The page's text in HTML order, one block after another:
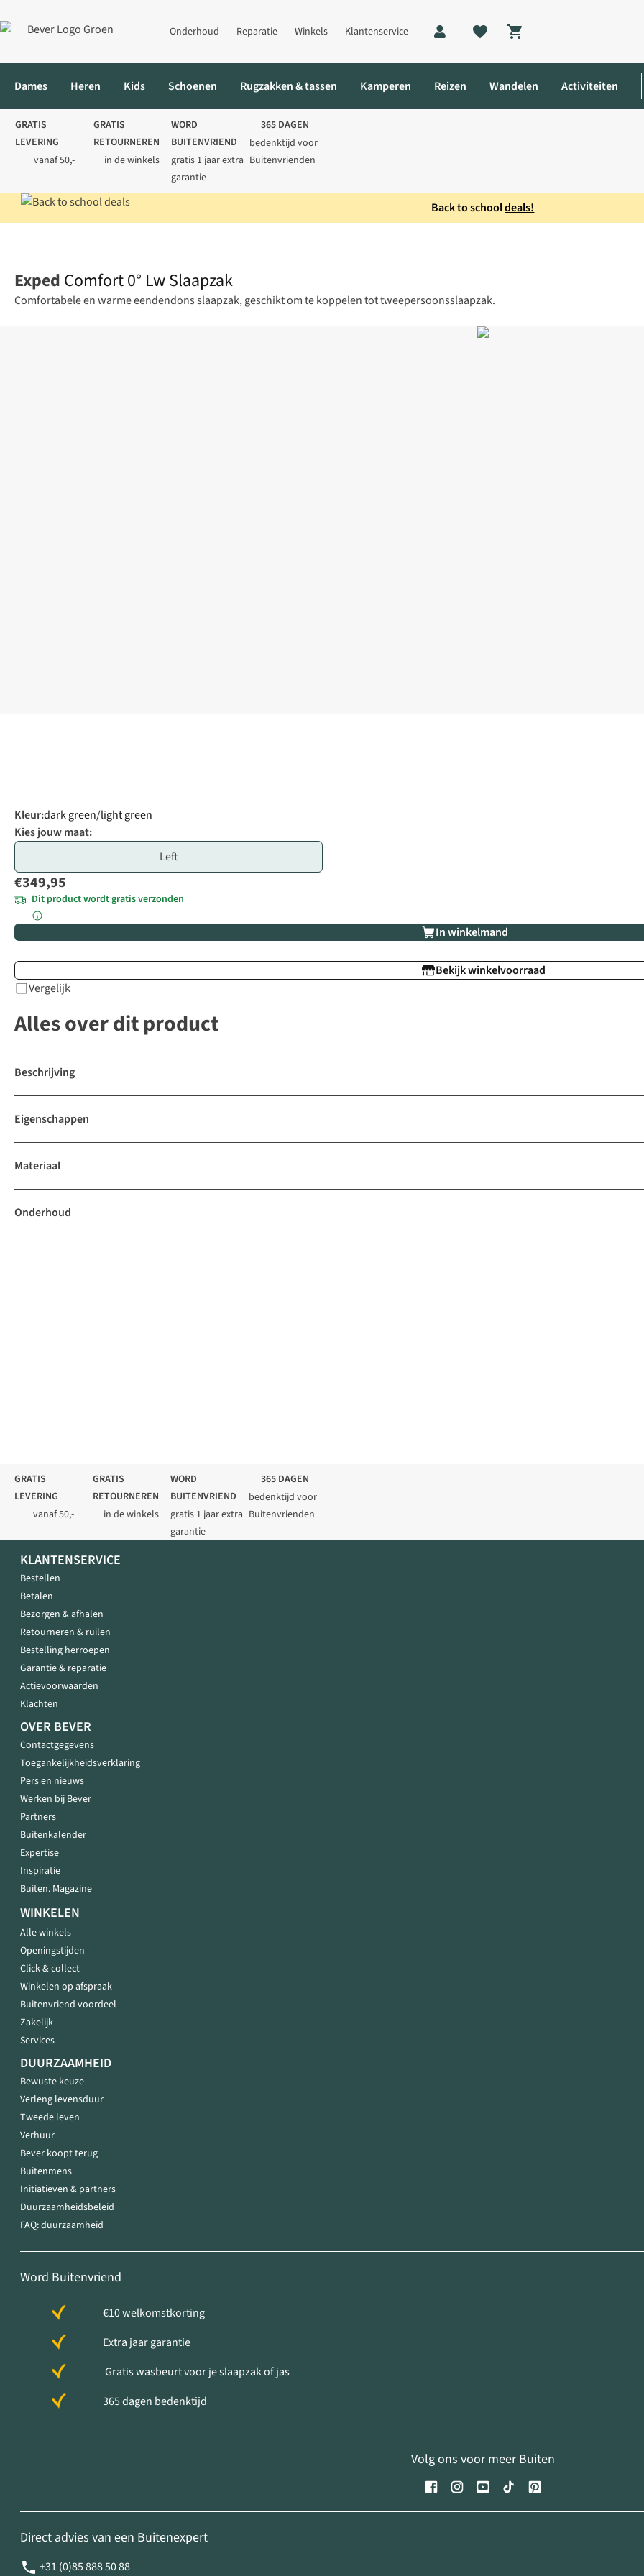
Onderhoud Reparatie Winkels Klantenservice
Shopping cart
Dames Heren Kids Schoenen Rugzakken & tassen Kamperen Reizen Wandelen Activiteiten
GRATIS
LEVERING
vanaf 50,-
GRATIS
RETOURNEREN
in de winkels
WORD
BUITENVRIEND
gratis 1 jaar extra
garantie
365 DAGEN
bedenktijd voor
Buitenvrienden
Back to schooldeals!
Exped Comfort 0° Lw Slaapzak
Comfortabele en warme eendendons slaapzak, geschikt om te koppelen tot tweepersoonsslaapzak.
Kleur:dark green/light green
Kies jouw maat:
Left
€349,95
Dit product wordt gratis verzonden
In winkelmand
Bekijk winkelvoorraad
Vergelijk
Alles over dit product
Beschrijving
Eigenschappen
Materiaal
Onderhoud
GRATIS
LEVERING
vanaf 50,-
GRATIS
RETOURNEREN
in de winkels
WORD
BUITENVRIEND
gratis 1 jaar extra
garantie
365 DAGEN
bedenktijd voor
Buitenvrienden
KLANTENSERVICE
Bestellen
Betalen
Bezorgen & afhalen
Retourneren & ruilen
Bestelling herroepen
Garantie & reparatie
Actievoorwaarden
Klachten
OVER BEVER
Contactgegevens
Toegankelijkheidsverklaring
Pers en nieuws
Werken bij Bever
Partners
Buitenkalender
Expertise
Inspiratie
Buiten. Magazine
WINKELEN
Alle winkels
Openingstijden
Click & collect
Winkelen op afspraak
Buitenvriend voordeel
Zakelijk
Services
DUURZAAMHEID
Bewuste keuze
Verleng levensduur
Tweede leven
Verhuur
Bever koopt terug
Buitenmens
Initiatieven & partners
Duurzaamheidsbeleid
FAQ: duurzaamheid
Word Buitenvriend
€10 welkomstkorting
Extra jaar garantie
Gratis wasbeurt voor je slaapzak of jas
365 dagen bedenktijd
Volg ons voor meer Buiten
Direct advies van een Buitenexpert
+31 (0)85 888 50 88